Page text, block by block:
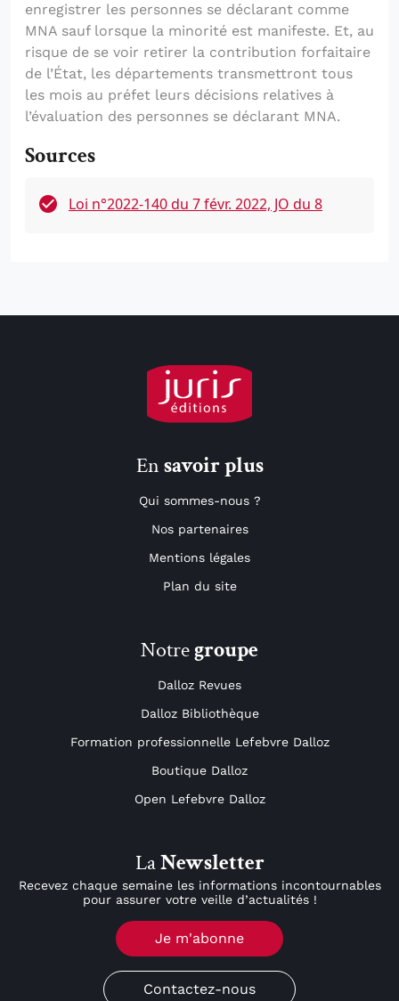
enregistrer les personnes se déclarant comme
MNA sauf lorsque la minorité est manifeste. Et, au
risque de se voir retirer la contribution forfaitaire
de l’État, les départements transmettront tous
les mois au préfet leurs décisions relatives à
l’évaluation des personnes se déclarant MNA.
Sources
Loi n°2022-140 du 7 févr. 2022, JO du 8
Ensavoir plus
Qui sommes-nous ?
Nos partenaires
Mentions légales
Plan du site
Notregroupe
Dalloz Revues
Dalloz Bibliothèque
Formation professionnelle Lefebvre Dalloz
Boutique Dalloz
Open Lefebvre Dalloz
LaNewsletter
Recevez chaque semaine les informations incontournables
pour assurer votre veille d’actualités !
Je m'abonne
Contactez-nous